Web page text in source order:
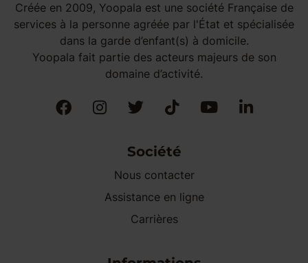
Créée en 2009, Yoopala est une société Française de
services à la personne agréée par l'État et spécialisée
dans la garde d’enfant(s) à domicile.
Yoopala fait partie des acteurs majeurs de son
domaine d’activité.
Société
Nous contacter
Assistance en ligne
Carrières